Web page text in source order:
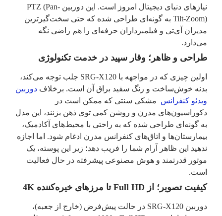
نیازهای دنیای دیجیتال امروز است. این دوربین PTZ (Pan-
Tilt-Zoom) به گونه‌ای طراحی شده که حتی سخت‌گیرترین
مدیران آی‌تی و فیلمبرداران حرفه‌ای را هم راضی نگه
می‌دارد.
طراحی و ظاهر؛ وقار سپید در خدمت تکنولوژی
اولین چیزی که در مواجهه با SRG-X120 جلب توجه می‌کند،
بدنه خوش‌ساخت و رنگ سفید براق آن است. برخلاف دوربین‌
ویدئو کنفرانس مشکی سنتی که ممکن است در
دکوراسیون‌های مدرن و روشن کمی توی ذهن بزنند، این مدل
به گونه‌ای طراحی شده که به راحتی با محیط‌های آکادمیک،
بیمارستان‌ها و اتاق‌های کنفرانس مدرن ادغام شود. اما اجازه
ندهید این ظاهر آرام شما را فریب دهد؛ زیر این پوسته، یک
موتور قدرتمند و هوش مصنوعی پیشرفته در حال فعالیت
است.
کیفیت تصویر؛ از Full HD تا مرزهای خیره‌کننده 4K
دوربین SRG-X120 در حالت پیش‌فرض (خارج از جعبه)،